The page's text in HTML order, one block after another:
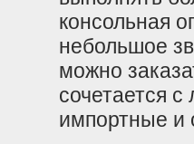
консольная
небольшое
можно
сочетается
импортные и